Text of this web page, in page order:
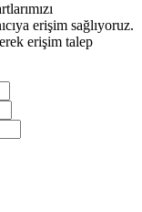
erişim sağlıyoruz.
erişim talep